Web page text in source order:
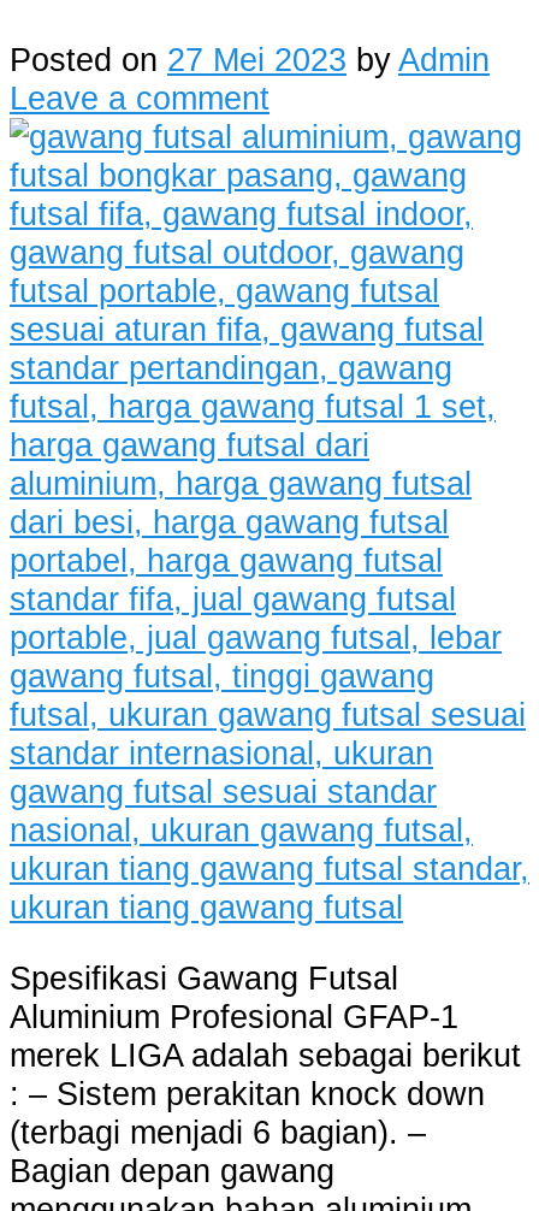
Posted on 27 Mei 2023 byAdmin
Leave a comment
Spesifikasi Gawang Futsal
Aluminium Profesional GFAP-1
merek LIGA adalah sebagai berikut
: – Sistem perakitan knock down
(terbagi menjadi 6 bagian). –
Bagian depan gawang